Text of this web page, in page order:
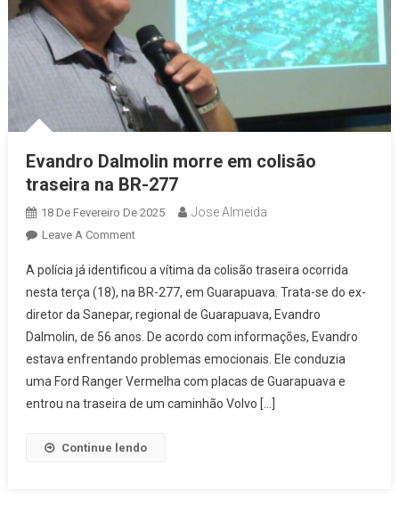
Evandro Dalmolin morre em colisão
traseira na BR-277
18 De Fevereiro De 2025 Jose Almeida
Leave A CommentOn
Dalmolin
Morre
Em
Colisão
Traseira
Na
BR-
A polícia já identificou a vítima da colisão traseira ocorrida
nesta terça (18), na BR-277, em Guarapuava. Trata-se do ex-
diretor da Sanepar, regional de Guarapuava, Evandro
Dalmolin, de 56 anos. De acordo com informações, Evandro
estava enfrentando problemas emocionais. Ele conduzia
uma Ford Ranger Vermelha com placas de Guarapuava e
entrou na traseira de um caminhão Volvo […]
Continue lendo